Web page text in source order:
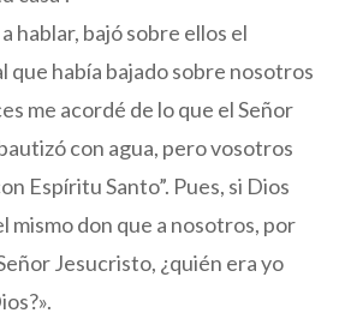
hablar, bajó sobre ellos el
que había bajado sobre nosotros
me acordé de lo que el Señor
con agua, pero vosotros
Espíritu Santo”. Pues, si Dios
mismo don que a nosotros, por
Jesucristo, ¿quién era yo